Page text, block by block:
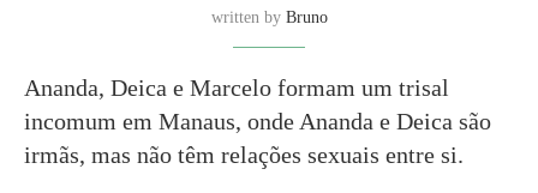
written by Bruno
Ananda, Deica e Marcelo formam um trisal
incomum em Manaus, onde Ananda e Deica são
irmãs, mas não têm relações sexuais entre si.